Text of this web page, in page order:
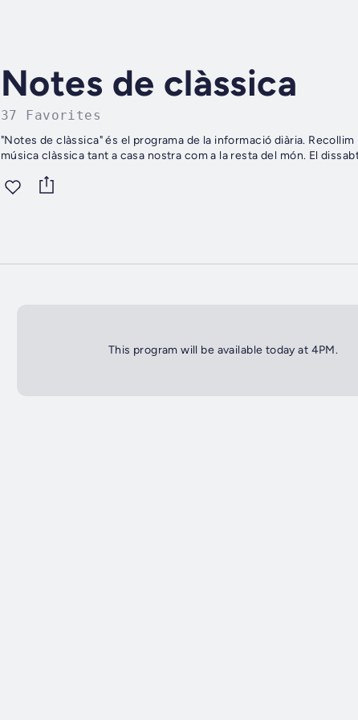
Notes de clàssica
37 Favorites
"Notes de clàssica" és el programa de la informació diària. Recollim i tractem totes les notícies que fan referència a la
música clàssica
This program will be available today at 4PM.